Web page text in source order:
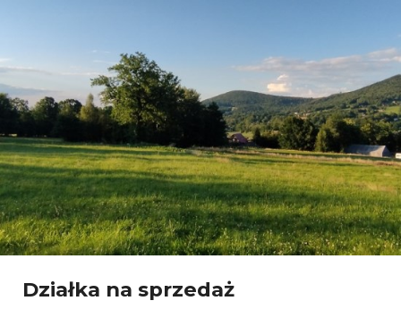
Leaflet
Działka na sprzedaż